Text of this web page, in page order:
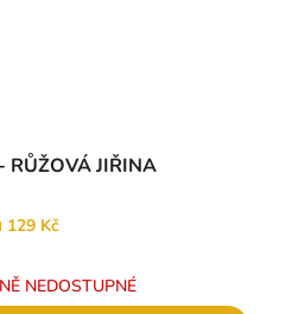
RŮŽOVÁ JIŘINA
129 Kč
NEDOSTUPNÉ